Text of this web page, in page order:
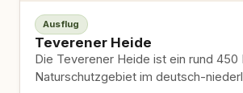
Ausflug
Teverener Heide
Die Teverener Heide ist ein rund
Naturschutzgebiet im deutsch-